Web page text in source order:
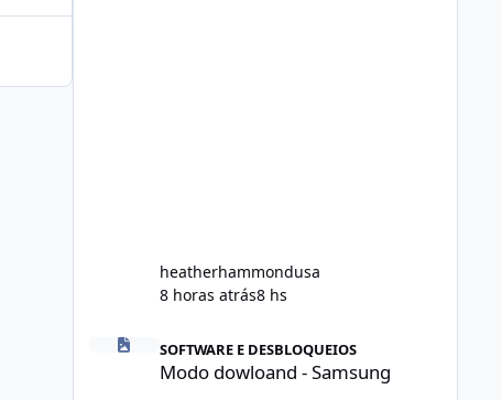
heatherhammondusa
8 horas atrás8 hs
SOFTWARE E DESBLOQUEIOS
Modo dowloand - Samsung